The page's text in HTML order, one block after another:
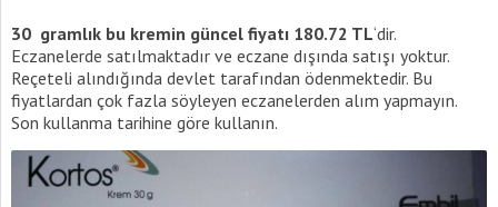
30 gramlık bu kremin güncel fiyatı 180.72 TL‘dir.
Eczanelerde satılmaktadır ve eczane dışında satışı yoktur.
Reçeteli alındığında devlet tarafından ödenmektedir. Bu
fiyatlardan çok fazla söyleyen eczanelerden alım yapmayın.
Son kullanma tarihine göre kullanın.